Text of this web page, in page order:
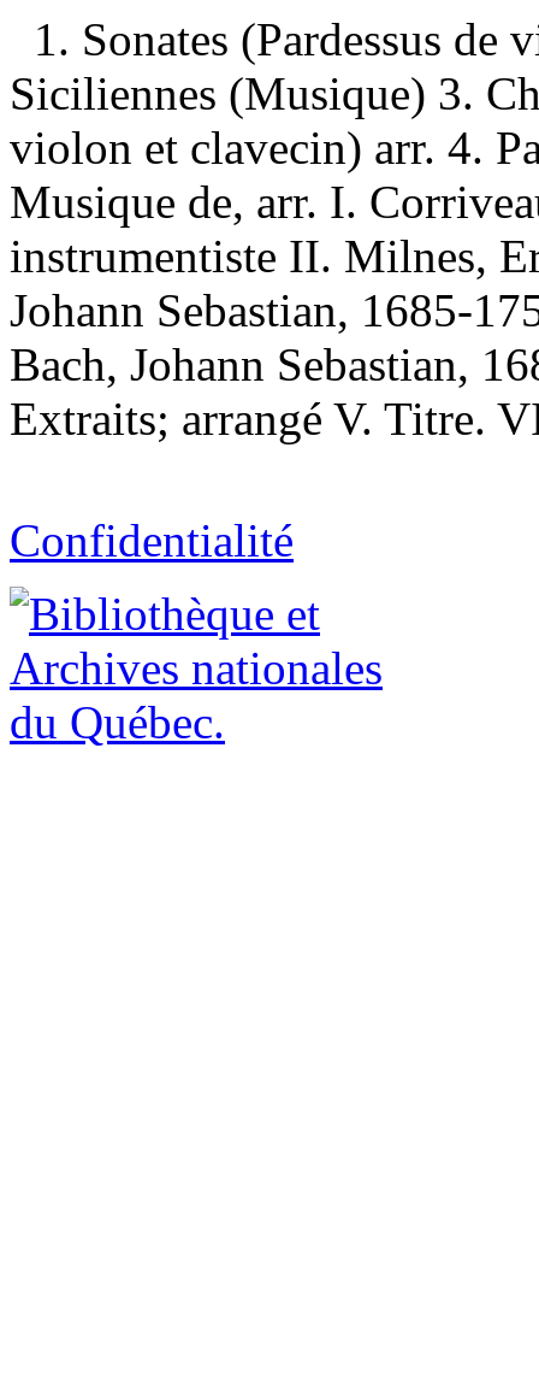
1. Sonates (Pardessus de
Siciliennes (Musique) 3.
violon et clavecin) arr. 4.
Musique de, arr. I.
instrumentiste II. Milnes,
Johann Sebastian, 1685-
Bach, Johann Sebastian,
Extraits; arrangé V. Titre.
Confidentialité